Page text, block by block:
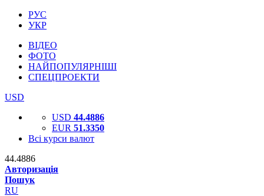
РУС
УКР
ВІДЕО
ФОТО
НАЙПОПУЛЯРНІШІ
СПЕЦПРОЕКТИ
USD
USD 44.4886
EUR 51.3350
Всі курси валют
44.4886
Авторизація
Пошук
RU